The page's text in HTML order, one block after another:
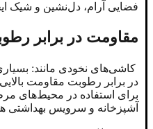
فضایی آرام، دل‌نشین و شیک
مقاومت در برابر
کاشی‌های نخودی‌ مانند:
در برابر رطوبت مقاومت
برای استفاده در محیط‌های
آشپزخانه و سرویس بهداشتی